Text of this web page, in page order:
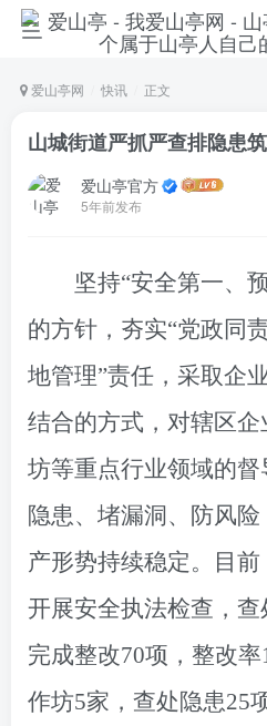
爱山亭网 快讯 正文
山城街道严抓严查排隐患
爱山亭官方
5年前发布
坚持“安全第一、
的方针，夯实“党政同
地管理”责任，采取企
结合的方式，对辖区
坊等重点行业领域的
隐患、堵漏洞、防风
产形势持续稳定。目
开展安全执法检查，
完成整改70项，整改
作坊5家，查处隐患25